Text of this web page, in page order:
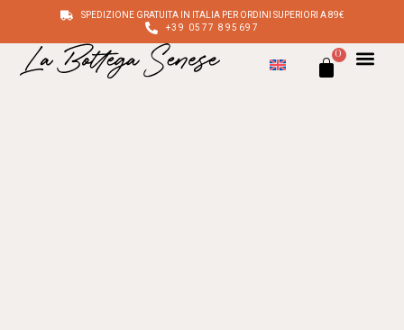
SPEDIZIONE GRATUITA IN ITALIA PER ORDINI SUPERIORI A 89€
+39 0577 895697
0